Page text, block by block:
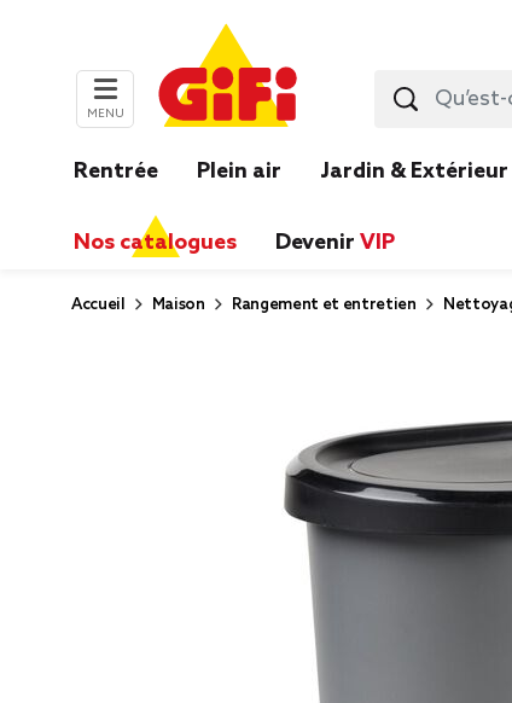
MENU
Rentrée Plein air Jardin & Extérieur
Nos catalogues Devenir VIP
Accueil Maison Rangement et entretien